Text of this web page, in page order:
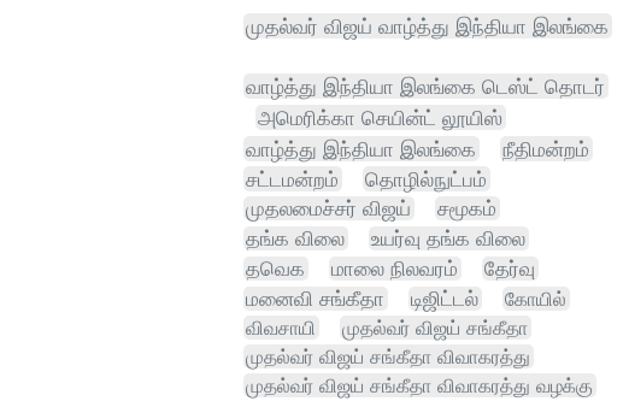
முதல்வர் விஜய் வாழ்த்து இந்தியா இலங்கை
வாழ்த்து இந்தியா இலங்கை டெஸ்ட் தொடர்
அமெரிக்கா செயின்ட் லூயிஸ்
வாழ்த்து இந்தியா இலங்கை
நீதிமன்றம்
சட்டமன்றம்
தொழில்நுட்பம்
முதலமைச்சர் விஜய்
சமூகம்
தங்க விலை
உயர்வு தங்க விலை
தவெக
மாலை நிலவரம்
தேர்வு
மனைவி சங்கீதா
டிஜிட்டல்
கோயில்
விவசாயி
முதல்வர் விஜய் சங்கீதா
முதல்வர் விஜய் சங்கீதா விவாகரத்து
முதல்வர் விஜய் சங்கீதா விவாகரத்து வழக்கு